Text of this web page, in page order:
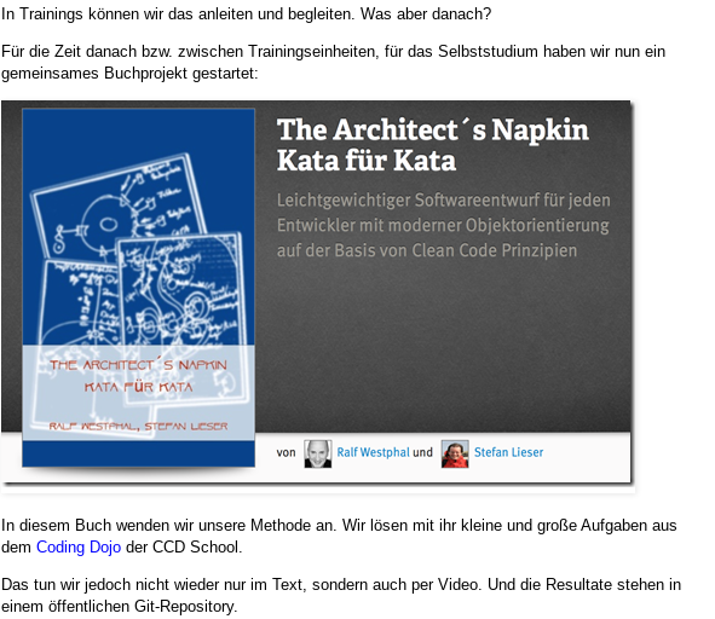
In Trainings können wir das anleiten und begleiten. Was aber danach?
Für die Zeit danach bzw. zwischen Trainingseinheiten, für das Selbststudium haben wir nun ein
gemeinsames Buchprojekt gestartet:
In diesem Buch wenden wir unsere Methode an. Wir lösen mit ihr kleine und große Aufgaben aus
dem Coding Dojo der CCD School.
Das tun wir jedoch nicht wieder nur im Text, sondern auch per Video. Und die Resultate stehen in
einem öffentlichen Git-Repository.